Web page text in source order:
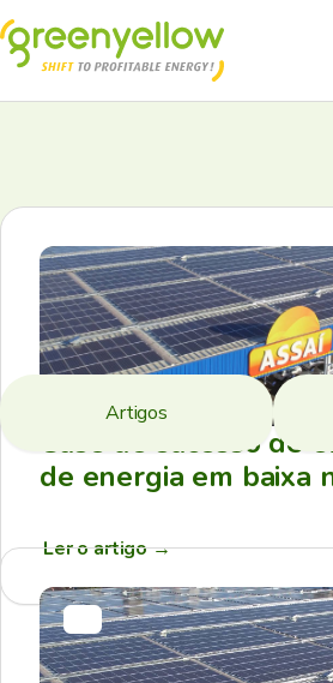
Case de sucesso de
de energia em baixa
Ler o artigo→
Artigos